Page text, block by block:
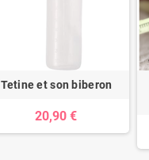
Tetine et son biberon
20,90 €